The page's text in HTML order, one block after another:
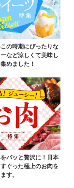
の時期にぴったりな
など涼しくて美味し
めました！
パッと贅沢に！日本
ぐった極上のお肉を
す。